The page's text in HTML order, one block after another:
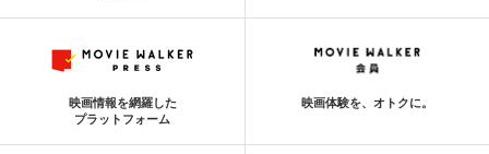
映画情報を網羅した
プラットフォーム
映画体験を、オトクに。